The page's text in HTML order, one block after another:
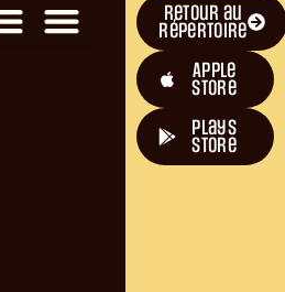
Retour au
répertoire
Apple
Store
plays
store